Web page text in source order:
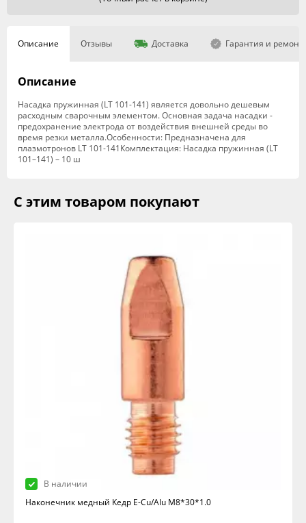
Описание Отзывы Доставка Гарантия и ремонт
Описание
Насадка пружинная (LT 101-141) является довольно дешевым
расходным сварочным элементом. Основная задача насадки -
предохранение электрода от воздействия внешней среды во
время резки металла.Особенности: Предназначена для
плазмотронов LT 101-141Комплектация: Насадка пружинная (LT
101–141) – 10 ш
С этим товаром покупают
В наличии
Наконечник медный Кедр E-Cu/Alu M8*30*1.0